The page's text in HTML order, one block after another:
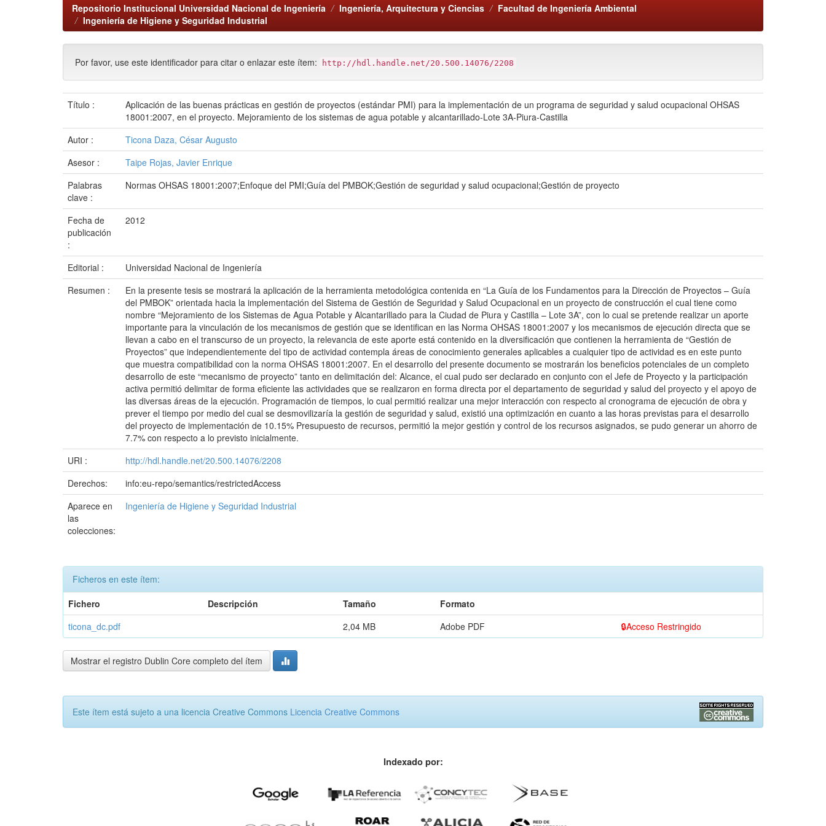
Repositorio Institucional Universidad Nacional de Ingeniería Ingeniería, Arquitectura y Ciencias
Facultad de Ingeniería Ambiental
Ingeniería de Higiene y Seguridad Industrial
Por favor, use este identificador para citar o enlazar este ítem: http://hdl.handle.net/20.500.14076/2208
Título :
Aplicación de las buenas prácticas en gestión de proyectos (estándar PMI) para la implementación de un programa de seguridad y salud ocupacional OHSAS
18001:2007, en el proyecto. Mejoramiento de los sistemas de agua potable y alcantarillado-Lote 3A-Piura-Castilla
Autor :
Ticona Daza, César Augusto
Asesor :
Taipe Rojas, Javier Enrique
Palabras
clave :
Normas OHSAS 18001:2007;Enfoque del PMI;Guía del PMBOK;Gestión de seguridad y salud ocupacional;Gestión de proyecto
Fecha de
publicación
:
2012
Editorial :
Universidad Nacional de Ingeniería
Resumen :
En la presente tesis se mostrará la aplicación de la herramienta metodológica contenida en “La Guía de los Fundamentos para la Dirección de Proyectos – Guía
del PMBOK” orientada hacia la implementación del Sistema de Gestión de Seguridad y Salud Ocupacional en un proyecto de construcción el cual tiene como
nombre “Mejoramiento de los Sistemas de Agua Potable y Alcantarillado para la Ciudad de Piura y Castilla – Lote 3A”, con lo cual se pretende realizar un aporte
importante para la vinculación de los mecanismos de gestión que se identifican en las Norma OHSAS 18001:2007 y los mecanismos de ejecución directa que se
llevan a cabo en el transcurso de un proyecto, la relevancia de este aporte está contenido en la diversificación que contienen la herramienta de “Gestión de
Proyectos” que independientemente del tipo de actividad contempla áreas de conocimiento generales aplicables a cualquier tipo de actividad es en este punto
que muestra compatibilidad con la norma OHSAS 18001:2007. En el desarrollo del presente documento se mostrarán los beneficios potenciales de un completo
desarrollo de este “mecanismo de proyecto” tanto en delimitación del: Alcance, el cual pudo ser declarado en conjunto con el Jefe de Proyecto y la participación
activa permitió delimitar de forma eficiente las actividades que se realizaron en forma directa por el departamento de seguridad y salud del proyecto y el apoyo de
las diversas áreas de la ejecución. Programación de tiempos, lo cual permitió realizar una mejor interacción con respecto al cronograma de ejecución de obra y
prever el tiempo por medio del cual se desmovilizaría la gestión de seguridad y salud, existió una optimización en cuanto a las horas previstas para el desarrollo
del proyecto de implementación de 10.15% Presupuesto de recursos, permitió la mejor gestión y control de los recursos asignados, se pudo generar un ahorro de
7.7% con respecto a lo previsto inicialmente.
URI :
http://hdl.handle.net/20.500.14076/2208
Derechos:
info:eu-repo/semantics/restrictedAccess
Aparece en
las
colecciones:
Ingeniería de Higiene y Seguridad Industrial
Ficheros en este ítem:
Fichero
Descripción Tamaño
Formato
ticona_dc.pdf
2,04 MB Adobe PDF Acceso Restringido
Mostrar el registro Dublin Core completo del ítem
Este ítem está sujeto a una licencia Creative Commons Licencia Creative Commons
Indexado por: